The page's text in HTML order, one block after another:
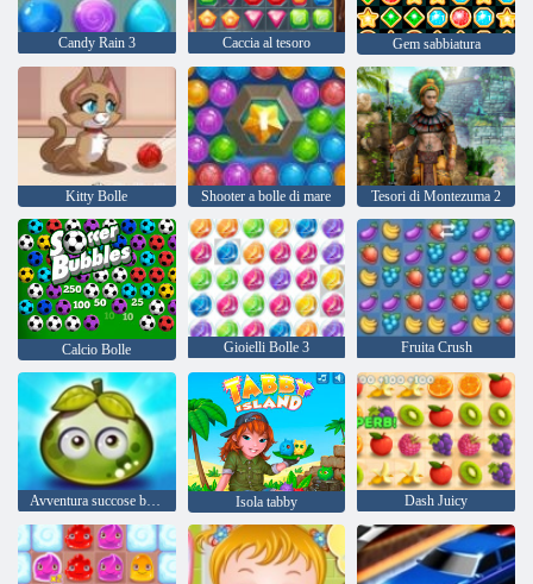
Candy Rain 3 Caccia al tesoro Gem sabbiatura
Kitty Bolle Shooter a bolle di mare Tesori di Montezuma 2
Calcio Bolle Gioielli Bolle 3 Fruita Crush
Avventura succose bacche Isola tabby Dash Juicy